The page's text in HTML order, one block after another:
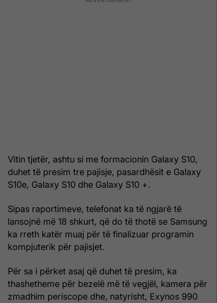
Vitin tjetër, ashtu si me formacionin Galaxy S10,
duhet të presim tre pajisje, pasardhësit e Galaxy
S10e, Galaxy S10 dhe Galaxy S10 +.
Sipas raportimeve, telefonat ka të ngjarë të
lansojnë më 18 shkurt, që do të thotë se Samsung
ka rreth katër muaj për të finalizuar programin
kompjuterik për pajisjet.
Për sa i përket asaj që duhet të presim, ka
thashetheme për bezelë më të vegjël, kamera për
zmadhim periscope dhe, natyrisht, Exynos 990